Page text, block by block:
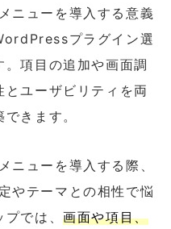
ニューを導入する意義
プラグイン選
項目の追加や画面調
ユーザビリティを両
きます。
ューを導入する際、
やテーマとの相性で悩
プでは、画面や項目、